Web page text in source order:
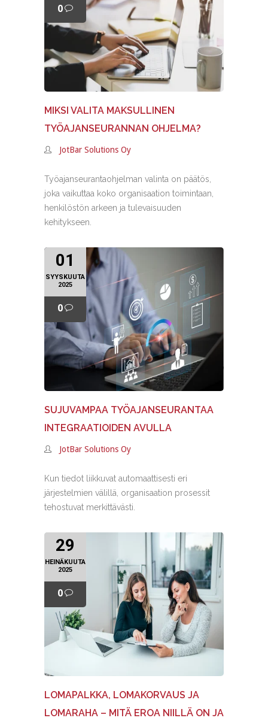
0
MIKSI VALITA MAKSULLINEN
TYÖAJANSEURANNAN OHJELMA?
JotBar Solutions Oy
Työajanseurantaohjelman valinta on päätös,
joka vaikuttaa koko organisaation toimintaan,
henkilöstön arkeen ja tulevaisuuden
kehitykseen.
01
SYYSKUUTA
2025
0
SUJUVAMPAA TYÖAJANSEURANTAA
INTEGRAATIOIDEN AVULLA
JotBar Solutions Oy
Kun tiedot liikkuvat automaattisesti eri
järjestelmien välillä, organisaation prosessit
tehostuvat merkittävästi.
29
HEINÄKUUTA
2025
0
LOMAPALKKA, LOMAKORVAUS JA
LOMARAHA – MITÄ EROA NIILLÄ ON JA